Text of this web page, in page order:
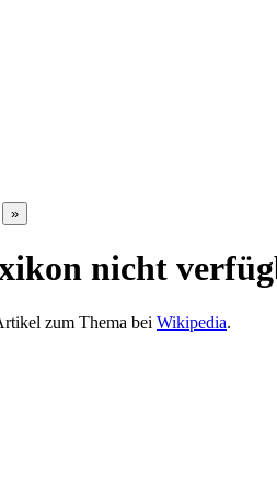
nicht
zum Thema bei Wikipedia.